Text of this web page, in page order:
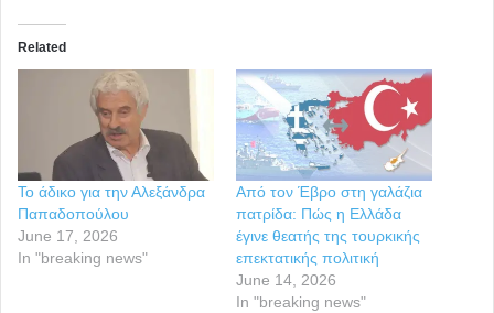
Related
Το άδικο για την Αλεξάνδρα
Παπαδοπούλου
June 17, 2026
In "breaking news"
Από τον Έβρο στη γαλάζια
πατρίδα: Πώς η Ελλάδα
έγινε θεατής της τουρκικής
επεκτατικής πολιτική
June 14, 2026
In "breaking news"